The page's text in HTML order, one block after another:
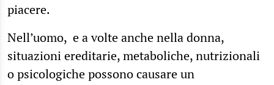
piacere.
Nell’uomo, e a volte anche nella donna,
situazioni ereditarie, metaboliche, nutrizionali
o psicologiche possono causare un